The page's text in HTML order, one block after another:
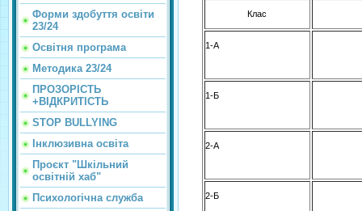
Форми здобуття освіти
23/24
Освітня програма
Методика 23/24
ПРОЗОРІСТЬ
+ВІДКРИТІСТЬ
STOP BULLYING
Інклюзивна освіта
Проєкт "Шкільний
освітній хаб"
Психологічна служба
Клас
1-А
1-Б
2-А
2-Б